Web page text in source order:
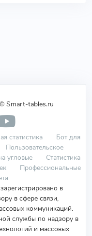
Smart-tables.ru
статистика
Бот для
Пользовательское
угловые
Статистика
Профессиональные
в
в сфере связи,
коммуникаций.
службы по надзору в
и массовых